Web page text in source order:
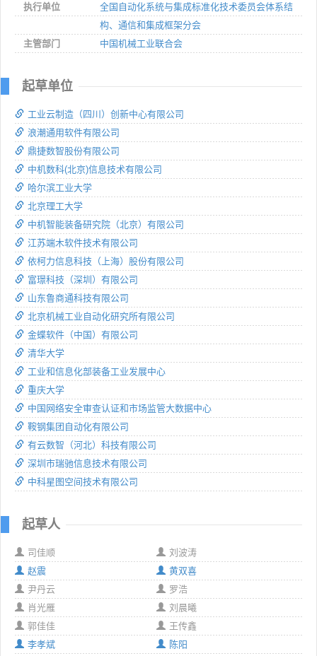
执行单位
全国自动化系统与集成标准化技术委员会体系结
构、通信和集成框架分会
主管部门
中国机械工业联合会
起草单位
工业云制造（四川）创新中心有限公司
浪潮通用软件有限公司
鼎捷数智股份有限公司
中机数科(北京)信息技术有限公司
哈尔滨工业大学
北京理工大学
中机智能装备研究院（北京）有限公司
江苏端木软件技术有限公司
依柯力信息科技（上海）股份有限公司
富璟科技（深圳）有限公司
山东鲁商通科技有限公司
北京机械工业自动化研究所有限公司
金蝶软件（中国）有限公司
清华大学
工业和信息化部装备工业发展中心
重庆大学
中国网络安全审查认证和市场监管大数据中心
鞍钢集团自动化有限公司
有云数智（河北）科技有限公司
深圳市瑞驰信息技术有限公司
中科星图空间技术有限公司
起草人
司佳顺
刘波涛
赵震
黄双喜
尹丹云
罗浩
肖光雁
刘晨曦
郭佳佳
王传鑫
李孝斌
陈阳